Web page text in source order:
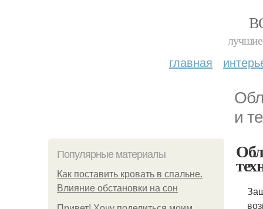
лучшие
главная
и
Популярные материалы
Как поставить кровать в спальне.
Влияние обстановки на сон